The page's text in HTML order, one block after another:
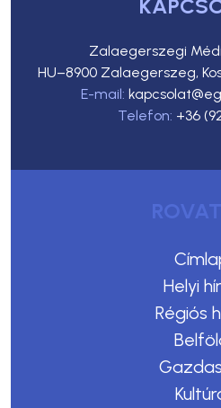
Zalaegerszegi
HU–8900 Zalaegerszeg,
E-mail:
Telefon: +36
Helyi
Régiós